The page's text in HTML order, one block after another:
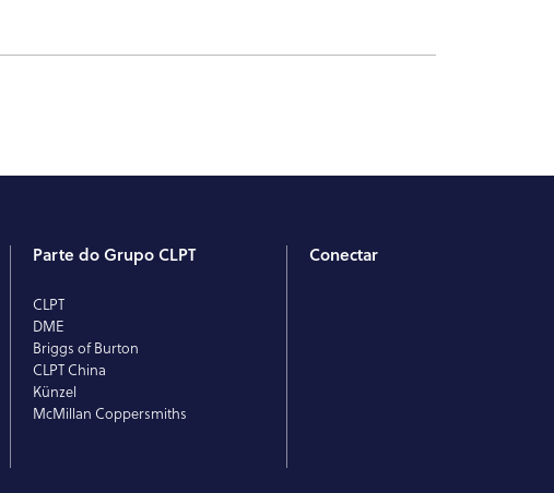
Parte do Grupo CLPT
CLPT
DME
Briggs of Burton
CLPT China
Künzel
McMillan Coppersmiths
Conectar